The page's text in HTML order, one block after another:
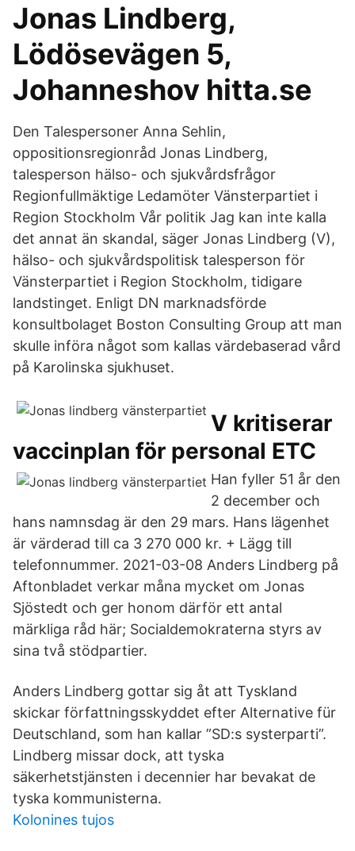
Jonas Lindberg,
Lödösevägen 5,
Johanneshov hitta.se
Den Talespersoner Anna Sehlin,
oppositionsregionråd Jonas Lindberg,
talesperson hälso- och sjukvårdsfrågor
Regionfullmäktige Ledamöter Vänsterpartiet i
Region Stockholm Vår politik Jag kan inte kalla
det annat än skandal, säger Jonas Lindberg (V),
hälso- och sjukvårdspolitisk talesperson för
Vänsterpartiet i Region Stockholm, tidigare
landstinget. Enligt DN marknadsförde
konsultbolaget Boston Consulting Group att man
skulle införa något som kallas värdebaserad vård
på Karolinska sjukhuset.
V kritiserar
vaccinplan för personal ETC
Han fyller 51 år den
2 december och
hans namnsdag är den 29 mars. Hans lägenhet
är värderad till ca 3 270 000 kr. + Lägg till
telefonnummer. 2021-03-08 Anders Lindberg på
Aftonbladet verkar måna mycket om Jonas
Sjöstedt och ger honom därför ett antal
märkliga råd här; Socialdemokraterna styrs av
sina två stödpartier.
Anders Lindberg gottar sig åt att Tyskland
skickar författningsskyddet efter Alternative für
Deutschland, som han kallar ”SD:s systerparti”.
Lindberg missar dock, att tyska
säkerhetstjänsten i decennier har bevakat de
tyska kommunisterna.
Kolonines tujos